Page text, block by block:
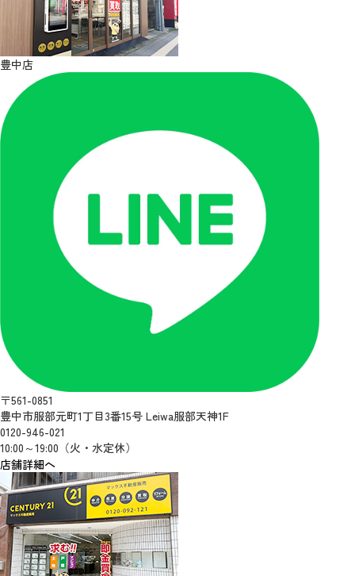
豊中店
〒561-0851
豊中市服部元町1丁目3番15号 Leiwa服部天神1F
0120-946-021
10:00～19:00（火・水定休）
店舗詳細へ